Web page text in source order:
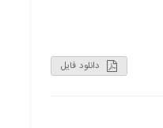
دانلود فایل